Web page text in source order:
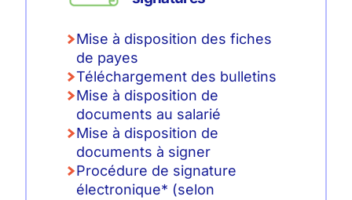
Mise à disposition des fiches
de payes
Téléchargement des bulletins
Mise à disposition de
documents au salarié
Mise à disposition de
documents à signer
Procédure de signature
électronique* (selon